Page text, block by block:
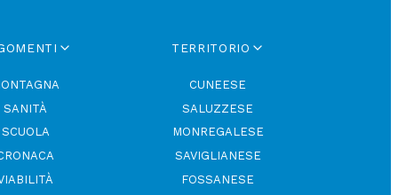
SANITÀ
SCUOLA
TERRITORIO
CUNEESE
SALUZZESE
MONREGALESE
SAVIGLIANESE
FOSSANESE